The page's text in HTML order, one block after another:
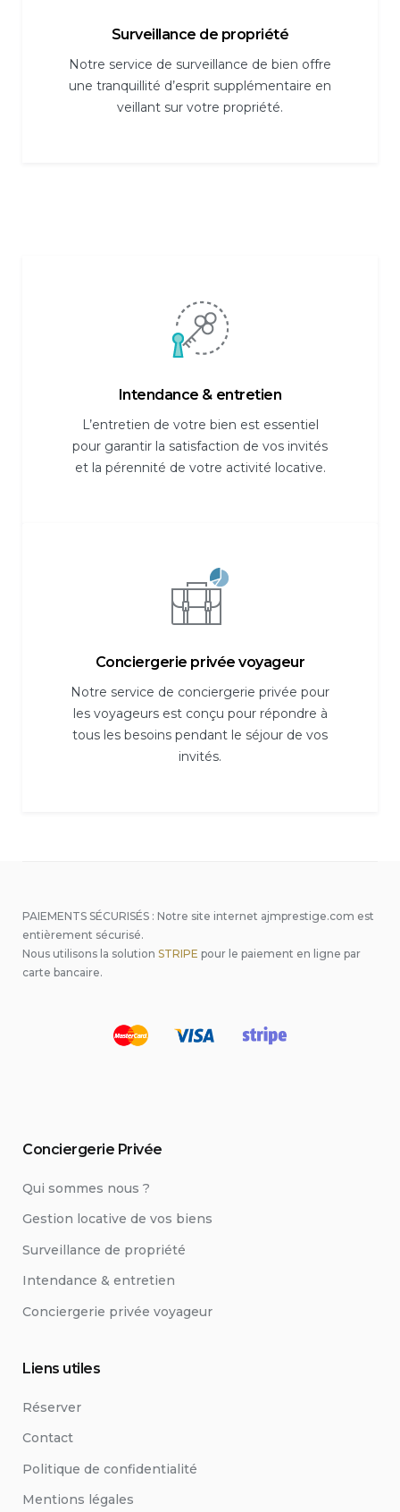
Surveillance de propriété
Notre service de surveillance de bien offre
une tranquillité d’esprit supplémentaire en
veillant sur votre propriété.
Intendance & entretien
L’entretien de votre bien est essentiel
pour garantir la satisfaction de vos invités
et la pérennité de votre activité locative.
Conciergerie privée voyageur
Notre service de conciergerie privée pour
les voyageurs est conçu pour répondre à
tous les besoins pendant le séjour de vos
invités.
PAIEMENTS SÉCURISÉS : Notre site internet ajmprestige.com est
entièrement sécurisé.
Nous utilisons la solution STRIPE pour le paiement en ligne par
carte bancaire.
Conciergerie Privée
Qui sommes nous ?
Gestion locative de vos biens
Surveillance de propriété
Intendance & entretien
Conciergerie privée voyageur
Liens utiles
Réserver
Contact
Politique de confidentialité
Mentions légales